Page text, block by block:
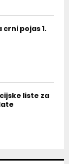
crni pojas 1.
liste za